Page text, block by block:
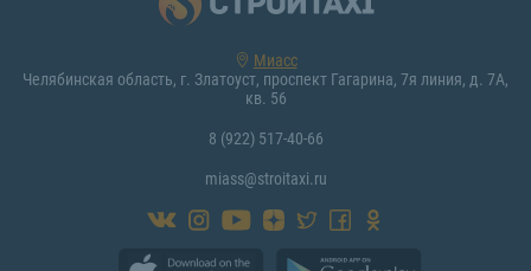
Миасс
Челябинская область, г. Златоуст, проспект Гагарина, 7я линия, д. 7А,
кв. 56
8 (922) 517-40-66
miass@stroitaxi.ru